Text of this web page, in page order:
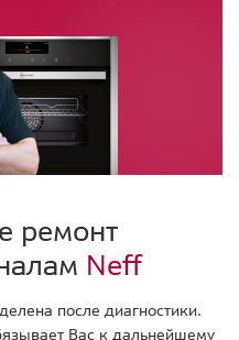
ремонт
Neff
после диагностики.
Вас к дальнейшему